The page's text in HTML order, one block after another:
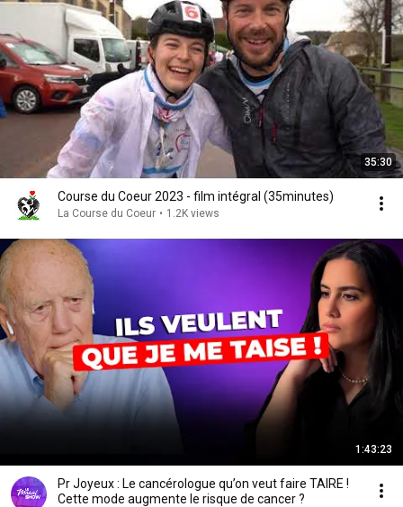
35:30
Course du Coeur 2023 - film intégral (35minutes)
La Course du Coeur • 1.2K views
1:43:23
Pr Joyeux : Le cancérologue qu’on veut faire TAIRE !
Cette mode augmente le risque de cancer ?